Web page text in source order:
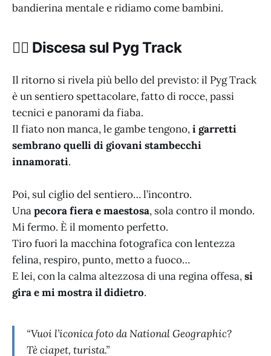
bandierina mentale e ridiamo come bambini.
🧗‍♂️ Discesa sul Pyg Track
Il ritorno si rivela più bello del previsto: il Pyg Track
è un sentiero spettacolare, fatto di rocce, passi
tecnici e panorami da fiaba.
Il fiato non manca, le gambe tengono,i garretti
sembrano quelli di giovani stambecchi
innamorati.
Poi, sul ciglio del sentiero… l’incontro.
Unapecora fiera e maestosa, sola contro il mondo.
Mi fermo. È il momento perfetto.
Tiro fuori la macchina fotografica con lentezza
felina, respiro, punto, metto a fuoco…
E lei, con la calma altezzosa di una regina offesa,si
gira e mi mostra il didietro.
“Vuoi l’iconica foto da National Geographic?
Tè ciapet, turista.”